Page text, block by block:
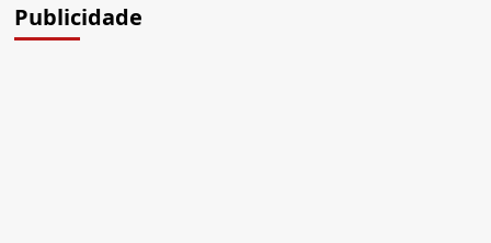
mundo:
Publicidade